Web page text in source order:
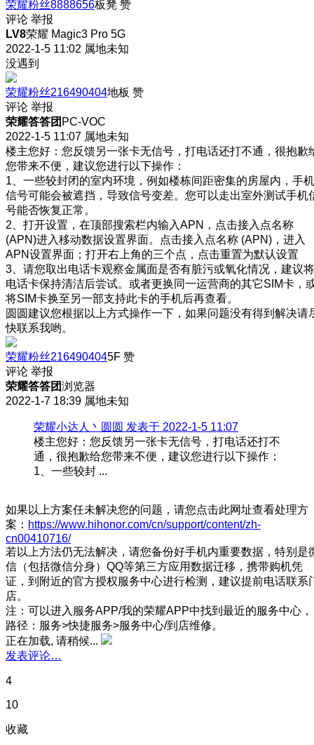
荣耀粉丝8888656板凳 赞
评论 举报
LV8荣耀 Magic3 Pro 5G
2022-1-5 11:02 属地未知
没遇到
荣耀粉丝216490404地板 赞
评论 举报
荣耀答答团 PC-VOC
2022-1-5 11:07 属地未知
楼主您好：您反馈另一张卡无信号，打电话还打不通，很抱歉
您带来不便，建议您进行以下操作：
1、一些较封闭的室内环境，例如楼栋间距密集的房屋内，手机
信号可能会被遮挡，导致信号变差。您可以走出室外测试手机
号能否恢复正常。
2、打开设置，在顶部搜索栏内输入APN，点击接入点名称
(APN)进入移动数据设置界面。点击接入点名称 (APN)，进入
APN设置界面；打开右上角的三个点，点击重置为默认设置
3、请您取出电话卡观察金属面是否有脏污或氧化情况，建议将
电话卡保持清洁后尝试。或者更换同一运营商的其它SIM卡，
将SIM卡换至另一部支持此卡的手机后再查看。
圆圆建议您根据以上方式操作一下，如果问题没有得到解决请
快联系我哟。
荣耀粉丝2164904045F 赞
评论 举报
荣耀答答团浏览器
2022-1-7 18:39 属地未知
荣耀小达人丶圆圆 发表于 2022-1-5 11:07
楼主您好：您反馈另一张卡无信号，打电话还打不
通，很抱歉给您带来不便，建议您进行以下操作：
1、一些较封 ...
如果以上方案任未解决您的问题，请您点击此网址查看处理方
案： https://www.hihonor.com/cn/support/content/zh-
cn00410716/
若以上方法仍无法解决，请您备份好手机内重要数据，特别是
信（包括微信分身）QQ等第三方应用数据迁移，携带购机凭
证，到附近的官方授权服务中心进行检测，建议提前电话联系
店。
注：可以进入服务APP/我的荣耀APP中找到最近的服务中心，
路径：服务>快捷服务>服务中心/到店维修。
正在加载, 请稍候...
发表评论…
4
10
收藏